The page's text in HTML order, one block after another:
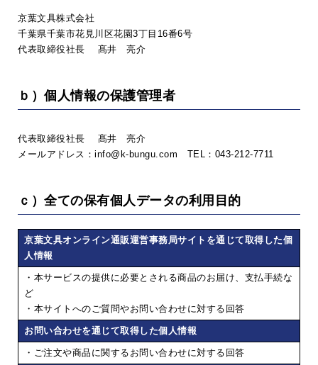
京葉文具株式会社
千葉県千葉市花見川区花園3丁目16番6号
代表取締役社長 髙井 亮介
ｂ）個人情報の保護管理者
代表取締役社長 髙井 亮介
メールアドレス：info@k-bungu.com TEL：043-212-7711
ｃ）全ての保有個人データの利用目的
京葉文具オンライン通販運営事務局サイトを通じて取得した個
人情報
・本サービスの提供に必要とされる商品のお届け、支払手続な
ど
・本サイトへのご質問やお問い合わせに対する回答
お問い合わせを通じて取得した個人情報
・ご注文や商品に関するお問い合わせに対する回答